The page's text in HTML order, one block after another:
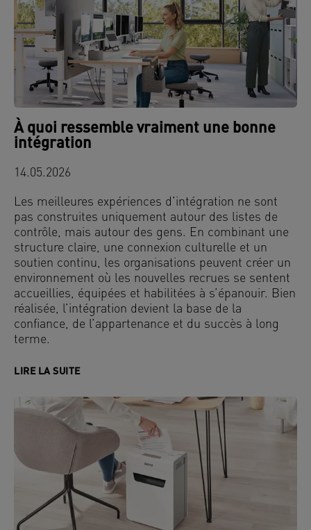
À quoi ressemble vraiment une bonne
intégration
14.05.2026
Les meilleures expériences d’intégration ne sont
pas construites uniquement autour des listes de
contrôle, mais autour des gens. En combinant une
structure claire, une connexion culturelle et un
soutien continu, les organisations peuvent créer un
environnement où les nouvelles recrues se sentent
accueillies, équipées et habilitées à s’épanouir. Bien
réalisée, l’intégration devient la base de la
confiance, de l’appartenance et du succès à long
terme.
LIRE LA SUITE